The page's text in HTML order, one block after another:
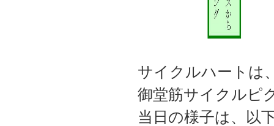
サイクルハートは
御堂筋サイクルピ
当日の様子は、以